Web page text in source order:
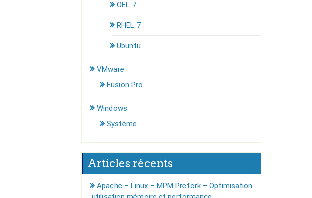
OEL 7
RHEL 7
Ubuntu
VMware
Fusion Pro
Windows
Système
Articles récents
Apache – Linux – MPM Prefork – Optimisation